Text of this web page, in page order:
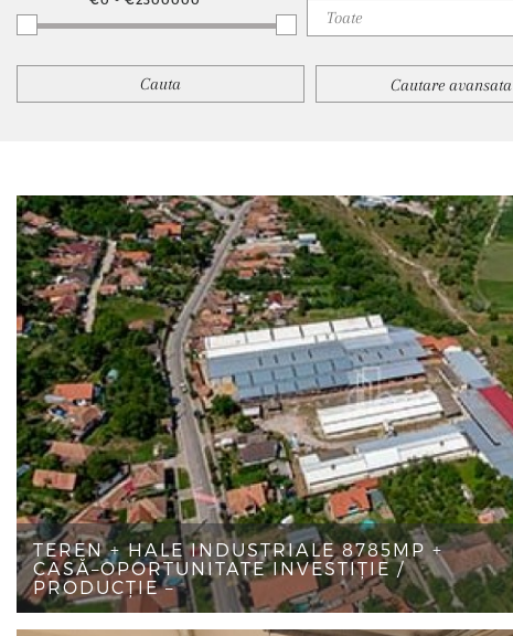
Cautare avansata
TEREN + HALE INDUSTRIALE 8785MP +
CASĂ–OPORTUNITATE INVESTIȚIE /
PRODUCȚIE –